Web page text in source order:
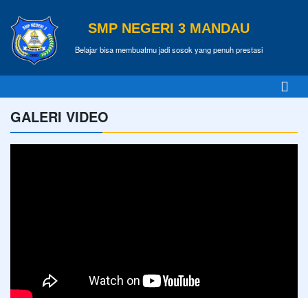
SMP NEGERI 3 MANDAU
Belajar bisa membuatmu jadi sosok yang penuh prestasi
GALERI VIDEO